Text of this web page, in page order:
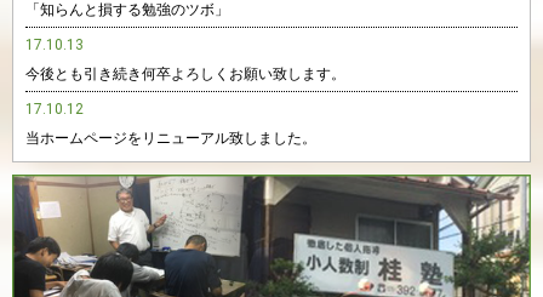
「知らんと損する勉強のツボ」
17.10.13
今後とも引き続き何卒よろしくお願い致します。
17.10.12
当ホームページをリニューアル致しました。